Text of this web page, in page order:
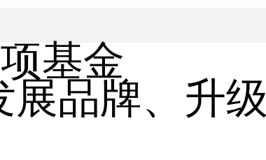
基金
展品牌、升